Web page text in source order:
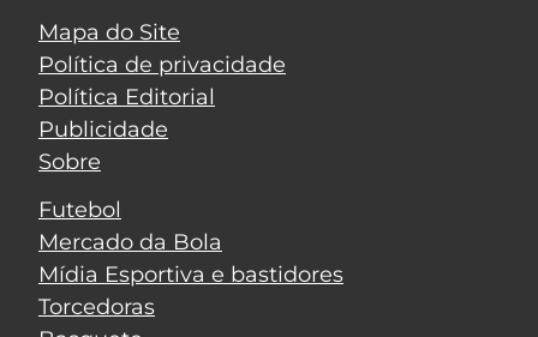
Mapa do Site
Política de privacidade
Política Editorial
Publicidade
Sobre
Futebol
Mercado da Bola
Mídia Esportiva e bastidores
Torcedoras